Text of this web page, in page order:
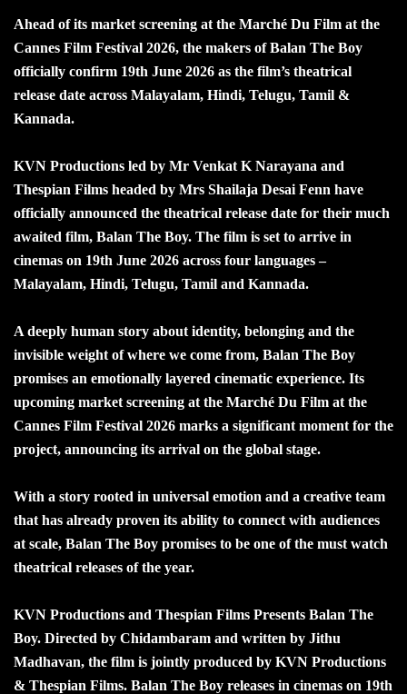
Ahead of its market screening at the Marché Du Film at the
Cannes Film Festival 2026, the makers of Balan The Boy
officially confirm 19th June 2026 as the film’s theatrical
release date across Malayalam, Hindi, Telugu, Tamil &
Kannada.
KVN Productions led by Mr Venkat K Narayana and
Thespian Films headed by Mrs Shailaja Desai Fenn have
officially announced the theatrical release date for their much
awaited film, Balan The Boy. The film is set to arrive in
cinemas on 19th June 2026 across four languages –
Malayalam, Hindi, Telugu, Tamil and Kannada.
A deeply human story about identity, belonging and the
invisible weight of where we come from, Balan The Boy
promises an emotionally layered cinematic experience. Its
upcoming market screening at the Marché Du Film at the
Cannes Film Festival 2026 marks a significant moment for the
project, announcing its arrival on the global stage.
With a story rooted in universal emotion and a creative team
that has already proven its ability to connect with audiences
at scale, Balan The Boy promises to be one of the must watch
theatrical releases of the year.
KVN Productions and Thespian Films Presents Balan The
Boy. Directed by Chidambaram and written by Jithu
Madhavan, the film is jointly produced by KVN Productions
& Thespian Films. Balan The Boy releases in cinemas on 19th